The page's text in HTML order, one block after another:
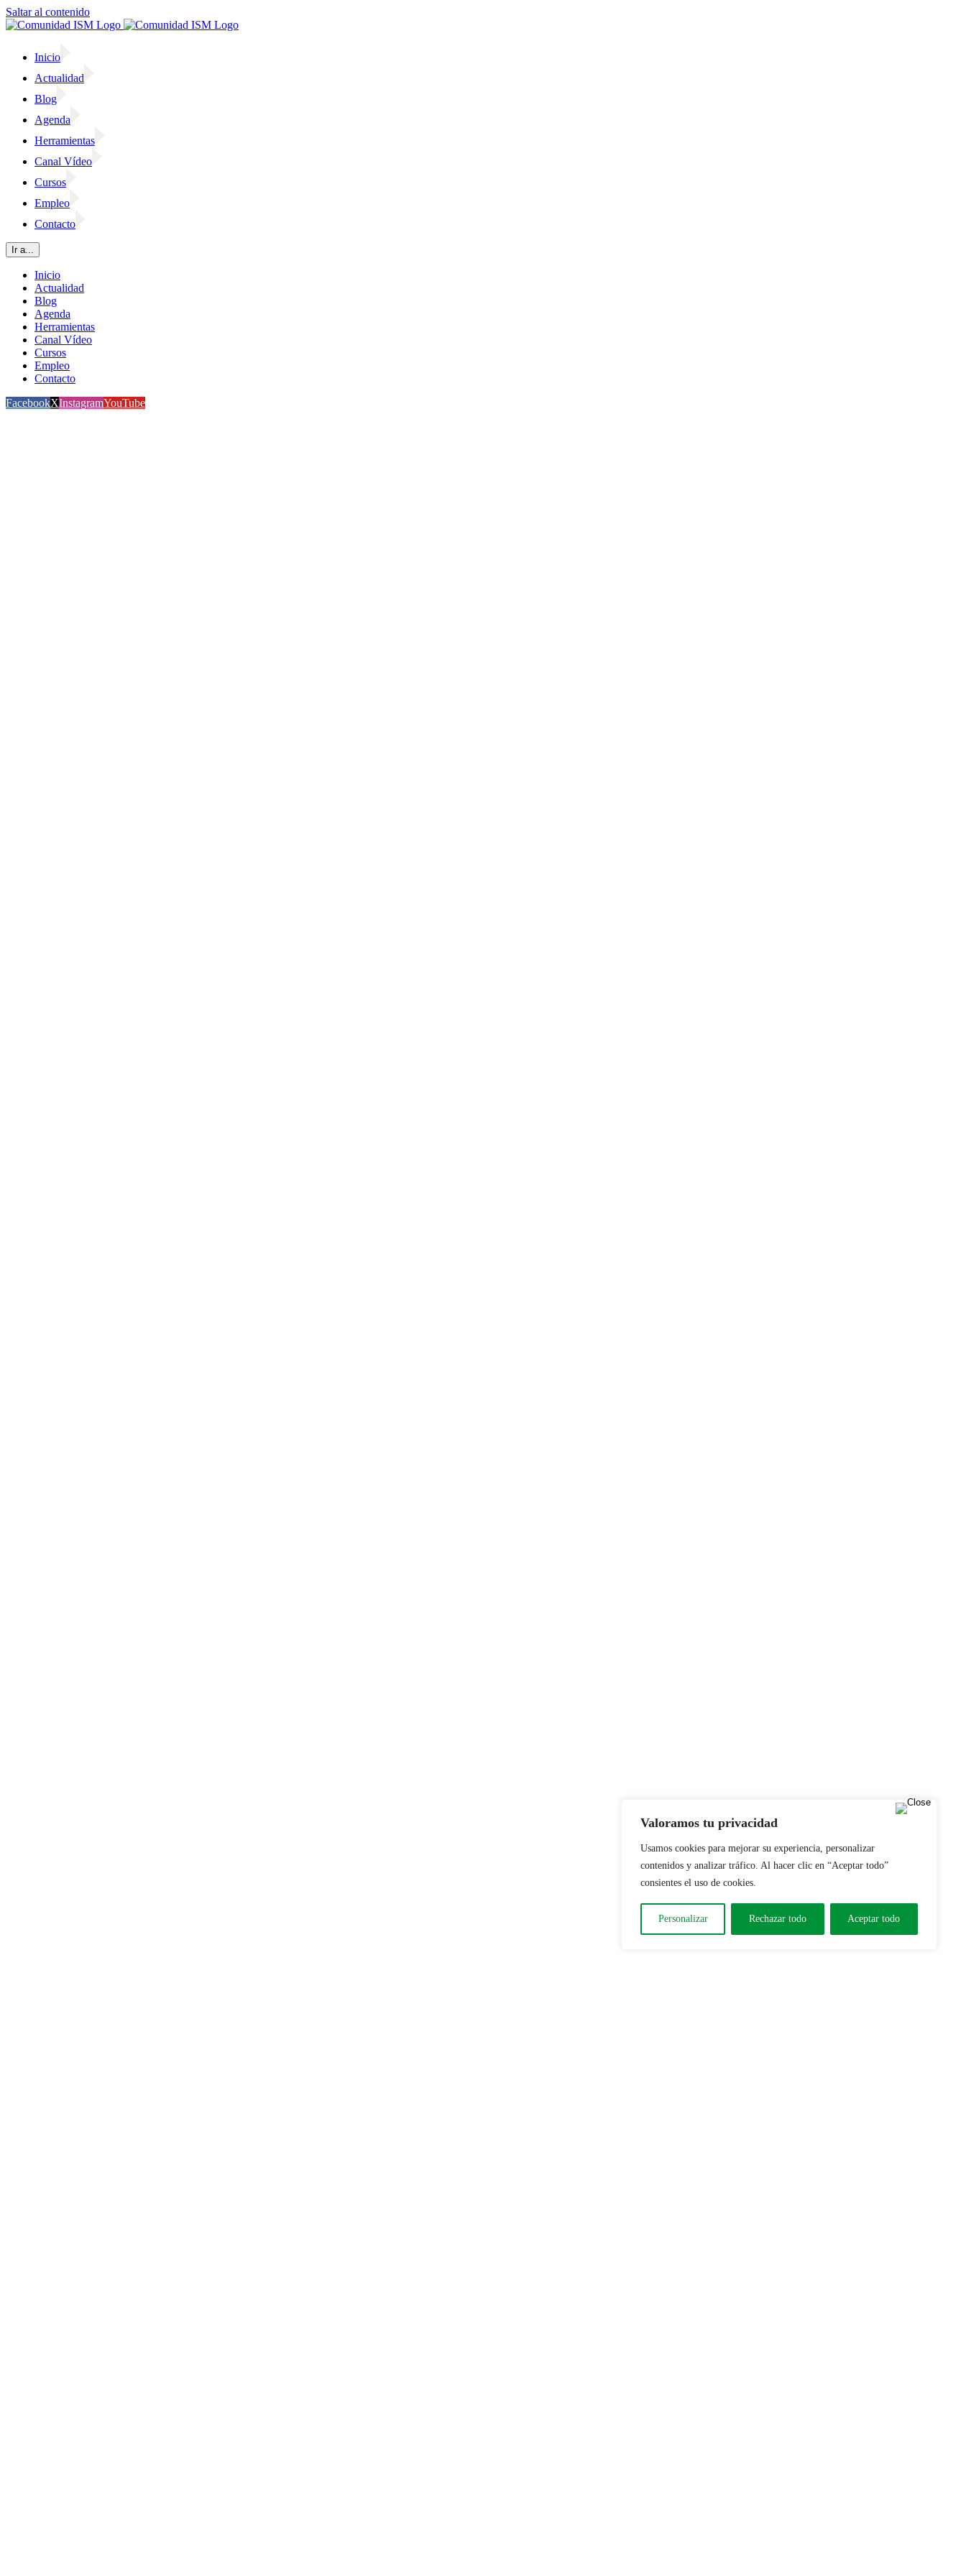
Valoramos tu privacidad
Usamos cookies para mejorar su experiencia, personalizar
contenidos y analizar tráfico. Al hacer clic en “Aceptar todo”
consientes el uso de cookies.
Personalizar Rechazar todo Aceptar todo
Saltar al contenido
Inicio
Actualidad
Blog
Agenda
Herramientas
Canal Vídeo
Cursos
Empleo
Contacto
Ir a...
Inicio
Actualidad
Blog
Agenda
Herramientas
Canal Vídeo
Cursos
Empleo
Contacto
FacebookXInstagramYouTube